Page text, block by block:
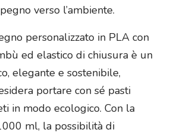
verso l’ambiente.
personalizzato in PLA con
ed elastico di chiusura è un
elegante e sostenibile,
portare con sé pasti
in modo ecologico. Con la
ml, la possibilità di